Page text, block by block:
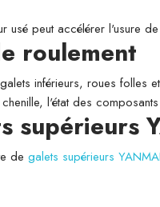
usé peut accélérer l'usure
roulement
inférieurs, roues
l'état des
supérieurs
de galets supérieurs